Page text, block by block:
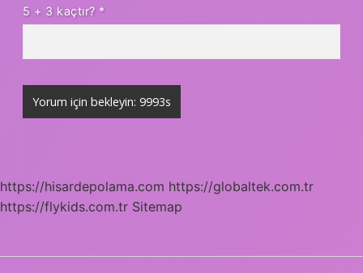
5 + 3 kaçtır? *
https://hisardepolama.com https://globaltek.com.tr
https://flykids.com.tr Sitemap